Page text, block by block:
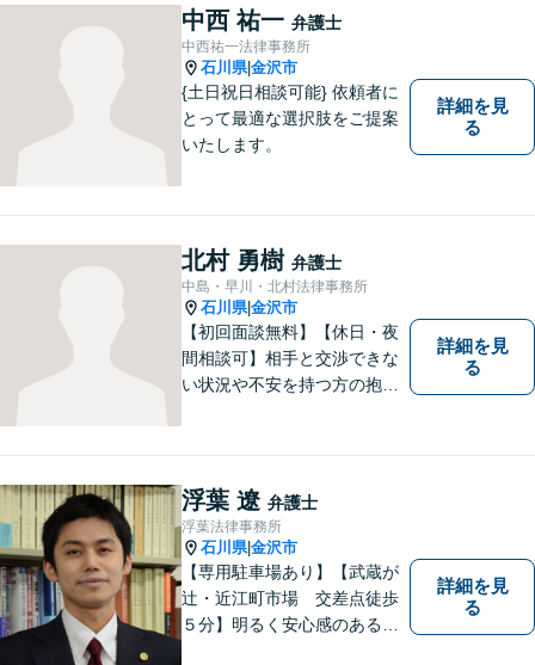
中西 祐一 弁護士
中西祐一法律事務所
石川県|金沢市
{土日祝日相談可能} 依頼者に
とって最適な選択肢をご提案
いたします。
詳細を見
る
北村 勇樹 弁護士
中島・早川・北村法律事務所
石川県|金沢市
【初回面談無料】【休日・夜
間相談可】相手と交渉できな
い状況や不安を持つ方の抱え
す。悩んでいる人は、一度弁
護士に話を聞いてもらうこと
でトラブル解決のきっかけを
つかむことができるかもしれ
ません。
詳細を見
る
浮葉 遼 弁護士
浮葉法律事務所
石川県|金沢市
【専用駐車場あり】【武蔵が
辻・近江町市場 交差点徒歩
５分】明るく安心感のある事
詳細を見
る